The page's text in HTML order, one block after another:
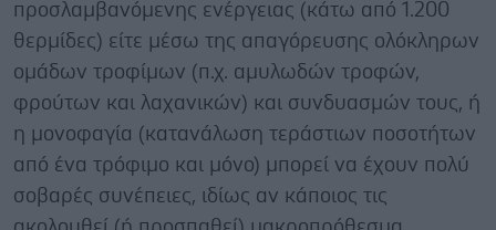
προσλαμβανόμενης ενέργειας (κάτω από 1.200
θερμίδες) είτε μέσω της απαγόρευσης ολόκληρων
ομάδων τροφίμων (π.χ. αμυλωδών τροφών,
φρούτων και λαχανικών) και συνδυασμών τους, ή
η μονοφαγία (κατανάλωση τεράστιων ποσοτήτων
από ένα τρόφιμο και μόνο) μπορεί να έχουν πολύ
σοβαρές συνέπειες, ιδίως αν κάποιος τις